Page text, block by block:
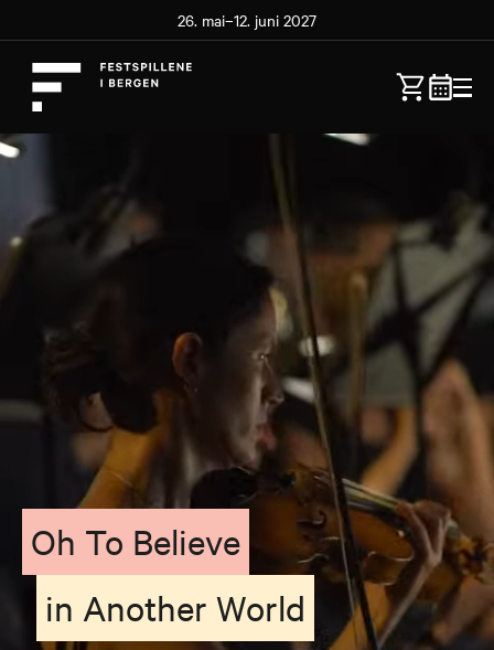
26. mai–12. juni 2027
Oh To Believe
in Another World